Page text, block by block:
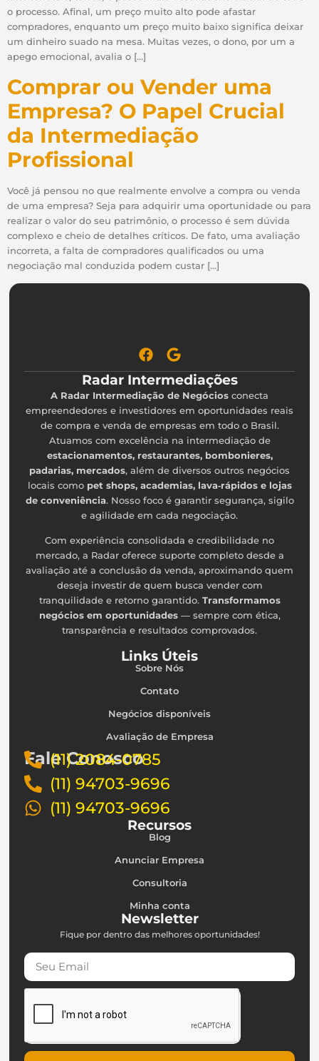
o processo. Afinal, um preço muito alto pode afastar
compradores, enquanto um preço muito baixo significa deixar
um dinheiro suado na mesa. Muitas vezes, o dono, por um a
apego emocional, avalia o […]
Comprar ou Vender uma
Empresa? O Papel Crucial
da Intermediação
Profissional
Você já pensou no que realmente envolve a compra ou venda
de uma empresa? Seja para adquirir uma oportunidade ou para
realizar o valor do seu patrimônio, o processo é sem dúvida
complexo e cheio de detalhes críticos. De fato, uma avaliação
incorreta, a falta de compradores qualificados ou uma
negociação mal conduzida podem custar […]
Radar Intermediações
A Radar Intermediação de Negócios conecta
empreendedores e investidores em oportunidades reais
de compra e venda de empresas em todo o Brasil.
Atuamos com excelência na intermediação de
estacionamentos, restaurantes, bombonieres,
padarias, mercados, além de diversos outros negócios
locais como pet shops, academias, lava‑rápidos e lojas
de conveniência. Nosso foco é garantir segurança, sigilo
e agilidade em cada negociação.
Com experiência consolidada e credibilidade no
mercado, a Radar oferece suporte completo desde a
avaliação até a conclusão da venda, aproximando quem
deseja investir de quem busca vender com
tranquilidade e retorno garantido. Transformamos
negócios em oportunidades— sempre com ética,
transparência e resultados comprovados.
Links Úteis
Sobre Nós
Contato
Negócios disponíveis
Avaliação de Empresa
Fale Conosco
(11) 2084-0785
(11) 94703-9696
(11) 94703-9696
Recursos
Blog
Anunciar Empresa
Consultoria
Minha conta
Newsletter
Fique por dentro das melhores oportunidades!